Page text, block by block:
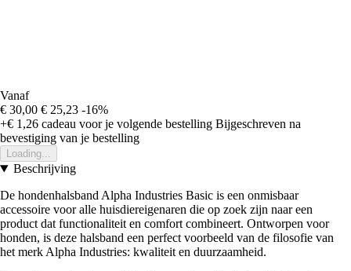
Vanaf
€ 30,00 € 25,23 -16%
+€ 1,26 cadeau voor je volgende bestelling Bijgeschreven na
bevestiging van je bestelling
Loading...
Beschrijving
De hondenhalsband Alpha Industries Basic is een onmisbaar
accessoire voor alle huisdiereigenaren die op zoek zijn naar een
product dat functionaliteit en comfort combineert. Ontworpen voor
honden, is deze halsband een perfect voorbeeld van de filosofie van
het merk Alpha Industries: kwaliteit en duurzaamheid.